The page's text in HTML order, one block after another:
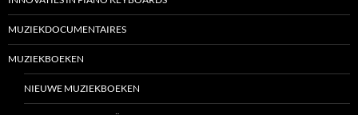
MUZIEKDOCUMENTAIRES
MUZIEKBOEKEN
NIEUWE MUZIEKBOEKEN